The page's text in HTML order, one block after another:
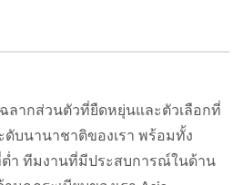
ลากส่วนตัวที่ยืดหยุ่นและตัวเลือกที่
บนานาชาติของเรา พร้อมทั้ง
ำ ทีมงานที่มีประสบการณ์ในด้าน